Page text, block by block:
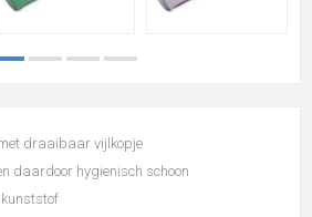
draaibaar vijlkopje
daardoor hygienisch schoon